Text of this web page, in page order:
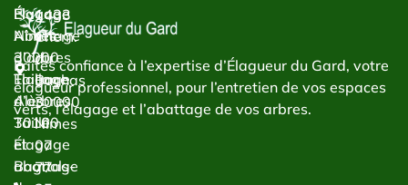
Faites confiance à l’expertise d’Élagueur du Gard, votre
élagueur professionnel, pour l’entretien de vos espaces
verts, l’élagage et l’abattage de vos arbres.
Élagage
Abattage
d’arbres
Taillage
d’arbres
Taille
et
abattage
Élagage
Nîmes
30000
Élagage
Alès
30100
Élagage
Bagnols-
1433
Chem.
du
Bachas
30000
Nîmes
07
77